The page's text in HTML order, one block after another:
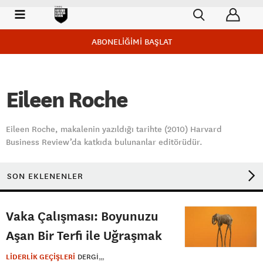
ABONELİĞİMİ BAŞLAT
Eileen Roche
Eileen Roche, makalenin yazıldığı tarihte (2010) Harvard
Business Review’da katkıda bulunanlar editörüdür.
SON EKLENENLER
Vaka Çalışması: Boyunuzu
Aşan Bir Terfi ile Uğraşmak
LİDERLİK GEÇİŞLERİ DERGI